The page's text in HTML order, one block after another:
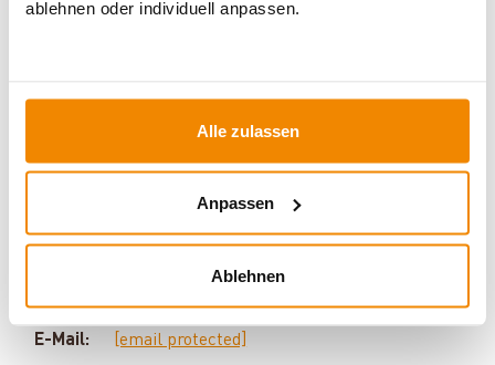
ablehnen oder individuell anpassen.
Alle zulassen
Anpassen
Ablehnen
Ihr Berater zum Thema Öfen und
Silvio Wirth berät Sie gern rund um das Thema
Kaminöfen. Keine Frage bleibt unbeantwortet, kein
E-Mail:
[email protected]